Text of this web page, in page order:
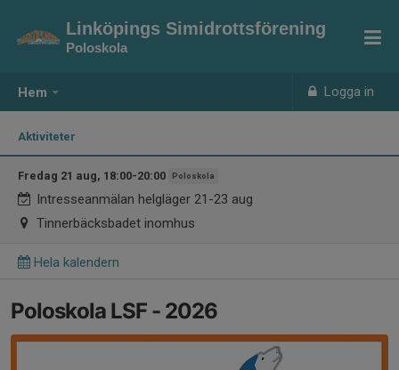
Hem Logga in
Linköpings Simidrottsförening
Poloskola
Aktiviteter
Fredag 21 aug, 18:00-20:00 Poloskola
Intresseanmälan helgläger 21-23 aug
Tinnerbäcksbadet inomhus
Hela kalendern
Poloskola LSF - 2026